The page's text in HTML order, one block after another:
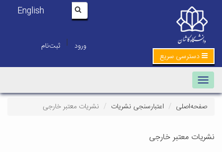
English
ورود | ثبت‌نام
دسترسی سریع
Toggle navigation
صفحه‌اصلی اعتبارسنجی نشریات نشریات معتبر خارجی
نشریات معتبر خارجی